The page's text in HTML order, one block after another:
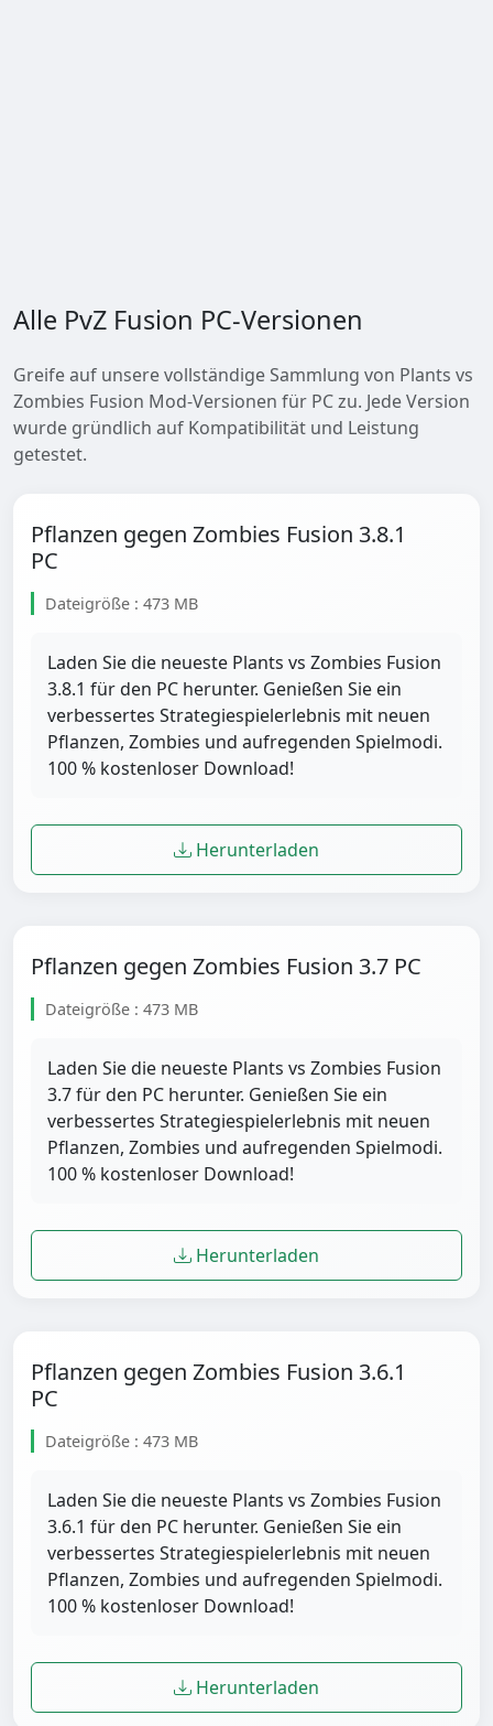
Alle PvZ Fusion PC-Versionen
Greife auf unsere vollständige Sammlung von Plants vs
Zombies Fusion Mod-Versionen für PC zu. Jede Version
wurde gründlich auf Kompatibilität und Leistung
getestet.
Pflanzen gegen Zombies Fusion 3.8.1
PC
Dateigröße : 473 MB
Laden Sie die neueste Plants vs Zombies Fusion
3.8.1 für den PC herunter. Genießen Sie ein
verbessertes Strategiespielerlebnis mit neuen
Pflanzen, Zombies und aufregenden Spielmodi.
100 % kostenloser Download!
Herunterladen
Pflanzen gegen Zombies Fusion 3.7 PC
Dateigröße : 473 MB
Laden Sie die neueste Plants vs Zombies Fusion
3.7 für den PC herunter. Genießen Sie ein
verbessertes Strategiespielerlebnis mit neuen
Pflanzen, Zombies und aufregenden Spielmodi.
100 % kostenloser Download!
Herunterladen
Pflanzen gegen Zombies Fusion 3.6.1
PC
Dateigröße : 473 MB
Laden Sie die neueste Plants vs Zombies Fusion
3.6.1 für den PC herunter. Genießen Sie ein
verbessertes Strategiespielerlebnis mit neuen
Pflanzen, Zombies und aufregenden Spielmodi.
100 % kostenloser Download!
Herunterladen